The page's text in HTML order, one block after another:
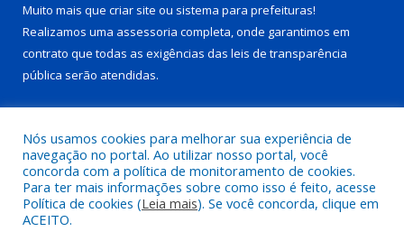
Muito mais que criar site ou sistema para prefeituras!
Realizamos uma assessoria completa, onde garantimos em
contrato que todas as exigências das leis de transparência
pública serão atendidas.
Todos os direitos reservados a Prefeitura Municipal de Juruti.
Nós usamos cookies para melhorar sua experiência de
navegação no portal. Ao utilizar nosso portal, você
concorda com a política de monitoramento de cookies.
Para ter mais informações sobre como isso é feito, acesse
Política de cookies (Leia mais). Se você concorda, clique em
ACEITO.